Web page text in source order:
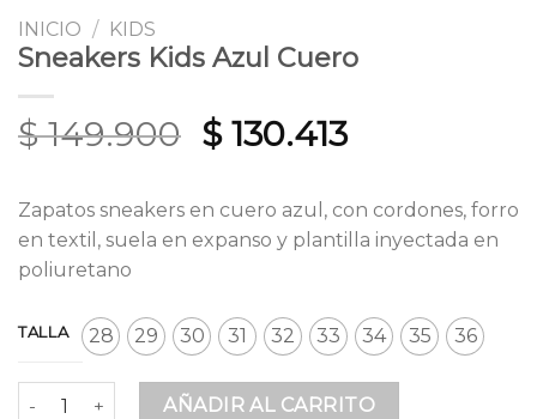
INICIO / KIDS
Sneakers Kids Azul Cuero
$149.900 Original
was:
$ 149.900.
$130.413Current
is:
$ 130.413.
Zapatos sneakers en cuero azul, con cordones, forro
en textil, suela en expanso y plantilla inyectada en
poliuretano
TALLA 28 29 30 31 32 33 34 35 36
Sneakers Kids Azul Cuero cantidad
AÑADIR AL CARRITO